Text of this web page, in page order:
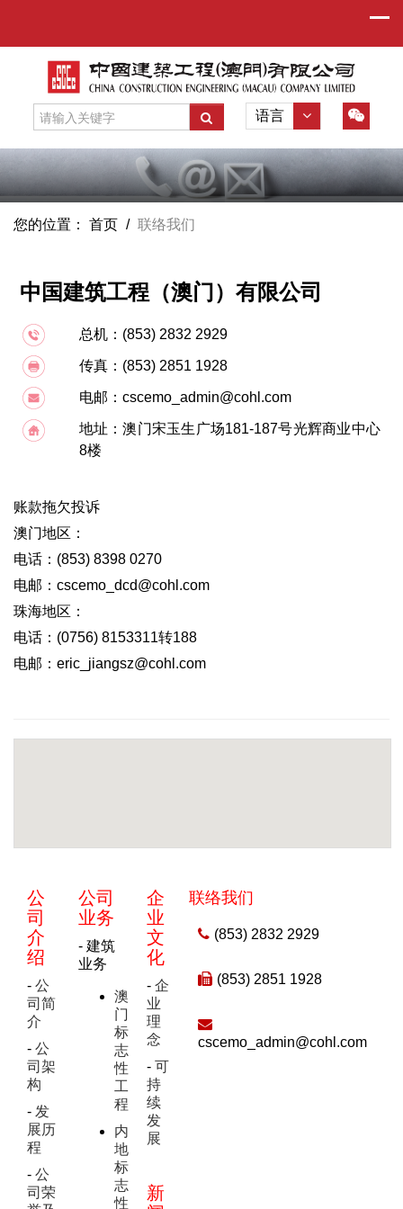
语言
您的位置： 首页 / 联络我们
中国建筑工程（澳门）有限公司
总机：(853) 2832 2929
传真：(853) 2851 1928
电邮：cscemo_admin@cohl.com
地址：澳门宋玉生广场181-187号光辉商业中心
8楼
账款拖欠投诉
澳门地区：
电话：(853) 8398 0270
电邮：cscemo_dcd@cohl.com
珠海地区：
电话：(0756) 8153311转188
电邮：eric_jiangsz@cohl.com
公
司
介
绍
- 公
司简
介
- 公
司架
构
- 发
展历
程
- 公
司荣
公司
业务
- 建筑
业务
澳
门
标
志
性
工
程
内
地
标
志
性
企
业
文
化
- 企
业
理
念
- 可
持
续
发
展
新
联络我们
(853) 2832 2929
(853) 2851 1928
cscemo_admin@cohl.com